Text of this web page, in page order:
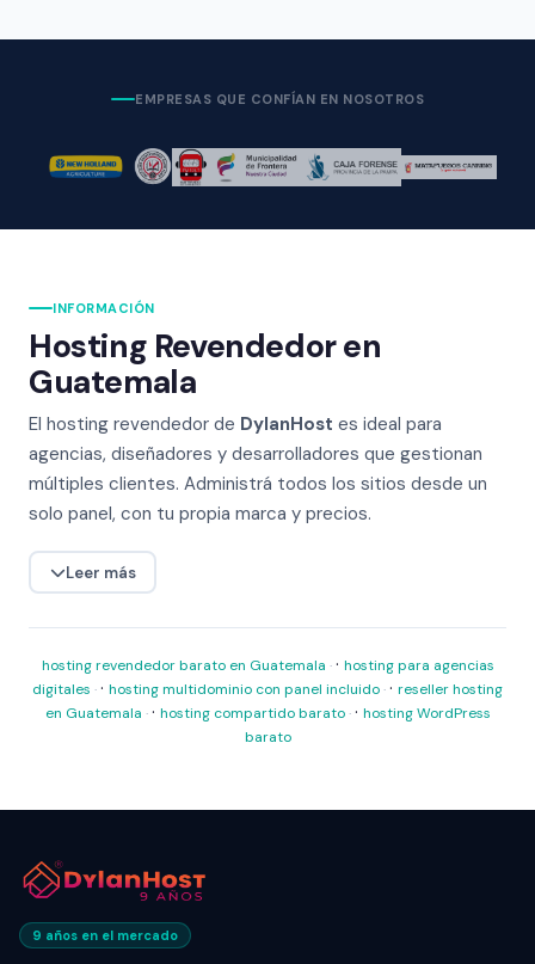
EMPRESAS QUE CONFÍAN EN NOSOTROS
INFORMACIÓN
Hosting Revendedor en
Guatemala
El hosting revendedor de DylanHost es ideal para
agencias, diseñadores y desarrolladores que gestionan
múltiples clientes. Administrá todos los sitios desde un
solo panel, con tu propia marca y precios.
Leer más
hosting revendedor barato en Guatemala · hosting para agencias
digitales · hosting multidominio con panel incluido · reseller hosting
en Guatemala · hosting compartido barato · hosting WordPress
barato
9 años en el mercado